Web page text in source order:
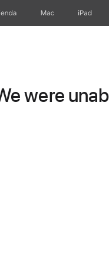
Mac iPad
were